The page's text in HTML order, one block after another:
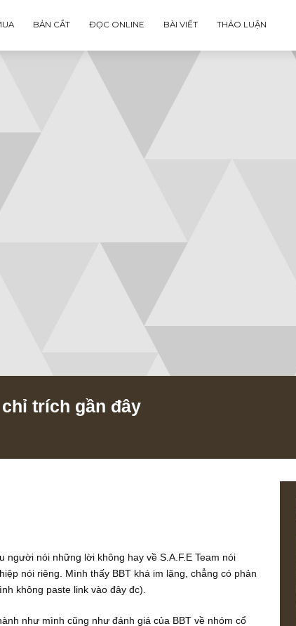
ĐẶT MUA BẢN CẮT ĐỌC ONLINE BÀI VIẾT
nhiều người nói những lời không hay về S.A.F.E Team nói